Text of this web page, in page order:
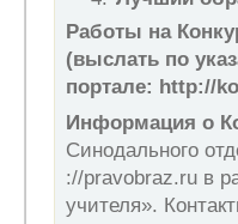
Работы на
(выслать по
портале: http://
Информация о
Синодального
://pravobraz.ru в
учителя».